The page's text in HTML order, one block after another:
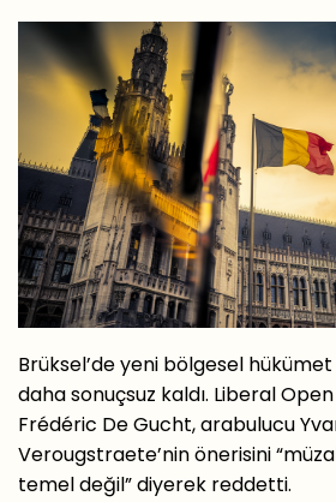
Brüksel’de yeni bölgesel hükümet
daha sonuçsuz kaldı. Liberal
Frédéric De Gucht, arabulucu
Verougstraete’nin önerisini
temel değil” diyerek reddetti.